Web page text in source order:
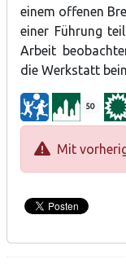
SIGN AWARDED
einem offenen
einer Führung
Arbeit
die Werkstatt
50
Mit